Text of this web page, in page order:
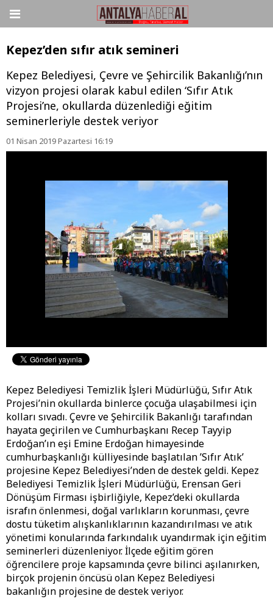
Kepez’den sıfır atık semineri
Kepez Belediyesi, Çevre ve Şehircilik Bakanlığı’nın
vizyon projesi olarak kabul edilen ‘Sıfır Atık
Projesi’ne, okullarda düzenlediği eğitim
seminerleriyle destek veriyor
01 Nisan 2019 Pazartesi 16:19
Kepez Belediyesi Temizlik İşleri Müdürlüğü, Sıfır Atık
Projesi’nin okullarda binlerce çocuğa ulaşabilmesi için
kolları sıvadı. Çevre ve Şehircilik Bakanlığı tarafından
hayata geçirilen ve Cumhurbaşkanı Recep Tayyip
Erdoğan’ın eşi Emine Erdoğan himayesinde
cumhurbaşkanlığı külliyesinde başlatılan ’Sıfır Atık’
projesine Kepez Belediyesi’nden de destek geldi. Kepez
Belediyesi Temizlik İşleri Müdürlüğü, Erensan Geri
Dönüşüm Firması işbirliğiyle, Kepez’deki okullarda
israfın önlenmesi, doğal varlıkların korunması, çevre
dostu tüketim alışkanlıklarının kazandırılması ve atık
yönetimi konularında farkındalık uyandırmak için eğitim
seminerleri düzenleniyor. İlçede eğitim gören
öğrencilere proje kapsamında çevre bilinci aşılanırken,
birçok projenin öncüsü olan Kepez Belediyesi
bakanlığın projesine de destek veriyor.